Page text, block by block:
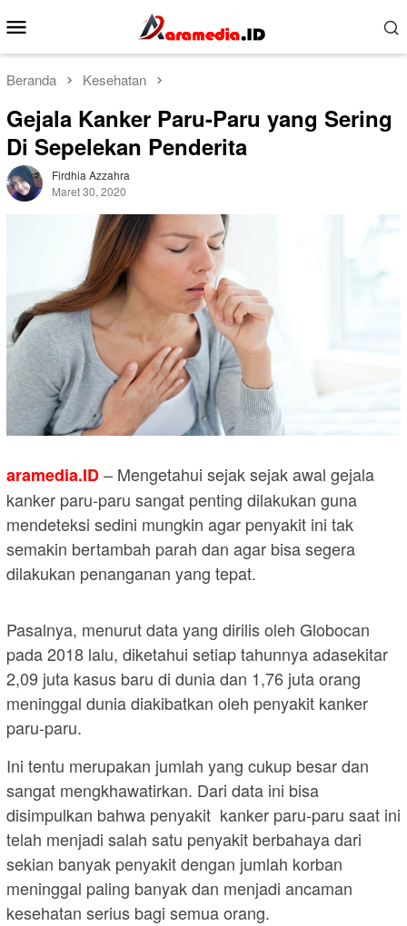
ke
kontenMobile
Beranda Kesehatan
Gejala Kanker Paru-Paru yang Sering
Di Sepelekan Penderita
Firdhia Azzahra
Maret 30, 2020
aramedia.ID– Mengetahui sejak sejak awal gejala
kanker paru-paru sangat penting dilakukan guna
mendeteksi sedini mungkin agar penyakit ini tak
semakin bertambah parah dan agar bisa segera
dilakukan penanganan yang tepat.
Pasalnya, menurut data yang dirilis oleh Globocan
pada 2018 lalu, diketahui setiap tahunnya adasekitar
2,09 juta kasus baru di dunia dan 1,76 juta orang
meninggal dunia diakibatkan oleh penyakit kanker
paru-paru.
Ini tentu merupakan jumlah yang cukup besar dan
sangat mengkhawatirkan. Dari data ini bisa
disimpulkan bahwa penyakit kanker paru-paru saat ini
telah menjadi salah satu penyakit berbahaya dari
sekian banyak penyakit dengan jumlah korban
meninggal paling banyak dan menjadi ancaman
kesehatan serius bagi semua orang.